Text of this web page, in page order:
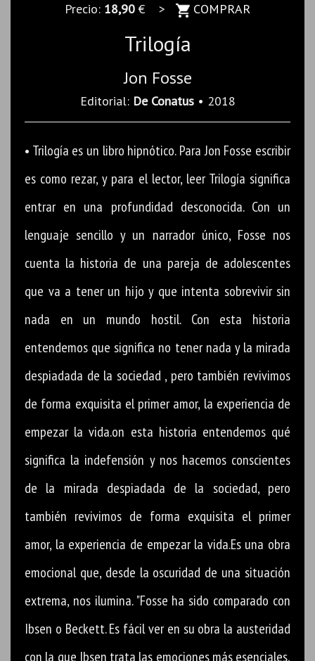
Precio: 18,90€ > COMPRAR
Trilogía
Jon Fosse
Editorial: De Conatus• 2018
• Trilogía es un libro hipnótico. Para Jon Fosse escribir
es como rezar, y para el lector, leer Trilogía significa
entrar en una profundidad desconocida. Con un
lenguaje sencillo y un narrador único, Fosse nos
cuenta la historia de una pareja de adolescentes
que va a tener un hijo y que intenta sobrevivir sin
nada en un mundo hostil. Con esta historia
entendemos que significa no tener nada y la mirada
despiadada de la sociedad , pero también revivimos
de forma exquisita el primer amor, la experiencia de
empezar la vida.on esta historia entendemos qué
significa la indefensión y nos hacemos conscientes
de la mirada despiadada de la sociedad, pero
también revivimos de forma exquisita el primer
amor, la experiencia de empezar la vida.Es una obra
emocional que, desde la oscuridad de una situación
extrema, nos ilumina. "Fosse ha sido comparado con
Ibsen o Beckett. Es fácil ver en su obra la austeridad
con la que Ibsen trata las emociones más esenciales,